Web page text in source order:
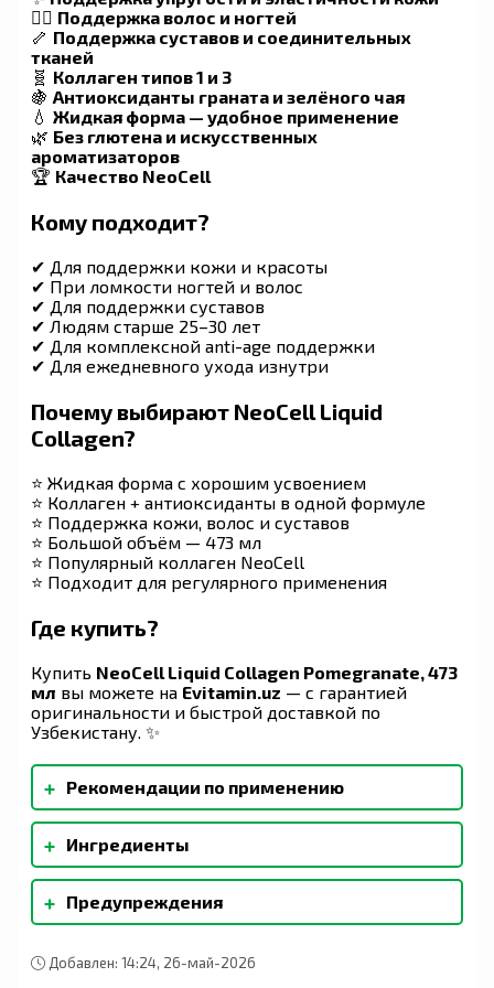
💇‍♀️ Поддержка волос и ногтей
🦴 Поддержка суставов и соединительных
тканей
🧬 Коллаген типов 1 и 3
🍇 Антиоксиданты граната и зелёного чая
💧 Жидкая форма — удобное применение
🌿 Без глютена и искусственных
ароматизаторов
🏆 Качество NeoCell
Кому подходит?
✔ Для поддержки кожи и красоты
✔ При ломкости ногтей и волос
✔ Для поддержки суставов
✔ Людям старше 25–30 лет
✔ Для комплексной anti-age поддержки
✔ Для ежедневного ухода изнутри
Почему выбирают NeoCell Liquid
Collagen?
⭐ Жидкая форма с хорошим усвоением
⭐ Коллаген + антиоксиданты в одной формуле
⭐ Поддержка кожи, волос и суставов
⭐ Большой объём — 473 мл
⭐ Популярный коллаген NeoCell
⭐ Подходит для регулярного применения
Где купить?
Купить NeoCell Liquid Collagen Pomegranate, 473
мл вы можете на Evitamin.uz — с гарантией
оригинальности и быстрой доставкой по
Узбекистану. ✨
+ Рекомендации по применению
Пробудите свою внутреннюю красоту с
помощью нашего восхитительного гранатового
напитка. Принимать по одной (1) столовой
ложке (15 мл) в день отдельно или в смеси с
шести (6) жидк. унция воды или сока. После
вскрытия упаковки хранить в холодильнике.
+ Ингредиенты
Очищенная вода, органический тростниковый
сахар, лимонная кислота, натуральные
ароматизаторы, сорбат калия (для сохранения
стевии (ребаудиозид A). Может содержать:
+ Предупреждения
в качестве пищевой добавки. Не используйте
Добавлен: 14:24, 26-май-2026